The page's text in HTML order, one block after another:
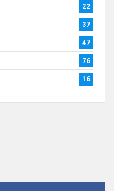
22
37
47
76
16